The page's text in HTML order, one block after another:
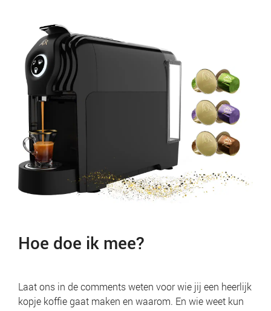
Hoe doe ik mee?
Laat ons in de comments weten voor wie jij een heerlijk
kopje koffie gaat maken en waarom. En wie weet kun